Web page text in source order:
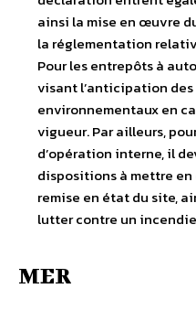
ainsi la mise en œuvre
la réglementation
Pour les entrepôts à
visant l’anticipation
environnementaux en
vigueur. Par ailleurs,
d’opération interne, il
dispositions à mettre
remise en état du site,
lutter contre un
MER